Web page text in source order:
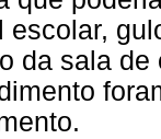
escolar,
da sala